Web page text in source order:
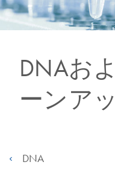
DNAお
ーンア
DNA